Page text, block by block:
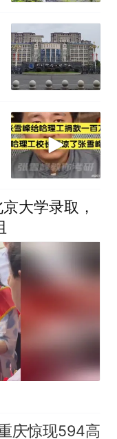
大学录取，
庆惊现594高